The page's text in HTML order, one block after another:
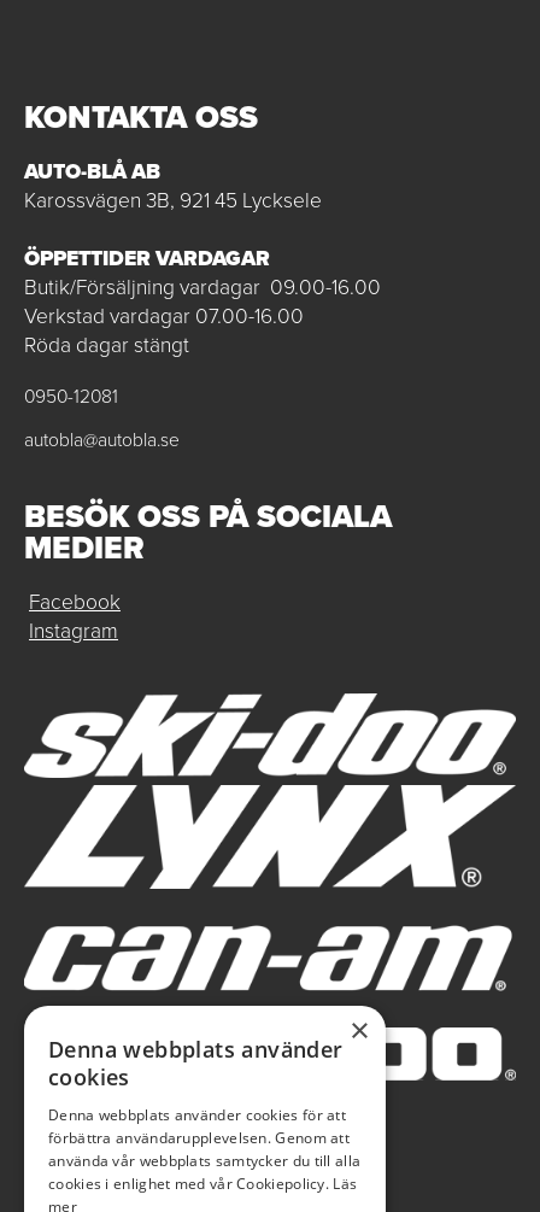
KONTAKTA OSS
AUTO-BLÅ AB
Karossvägen 3B, 921 45 Lycksele
ÖPPETTIDER VARDAGAR
Butik/Försäljning vardagar 09.00-16.00
Verkstad vardagar 07.00-16.00
Röda dagar stängt
0950-12081
autobla@autobla.se
BESÖK OSS PÅ SOCIALA
MEDIER
Facebook
Instagram
×
Denna webbplats använder
cookies
Denna webbplats använder cookies för att
förbättra användarupplevelsen. Genom att
använda vår webbplats samtycker du till alla
cookies i enlighet med vår Cookiepolicy. Läs
mer